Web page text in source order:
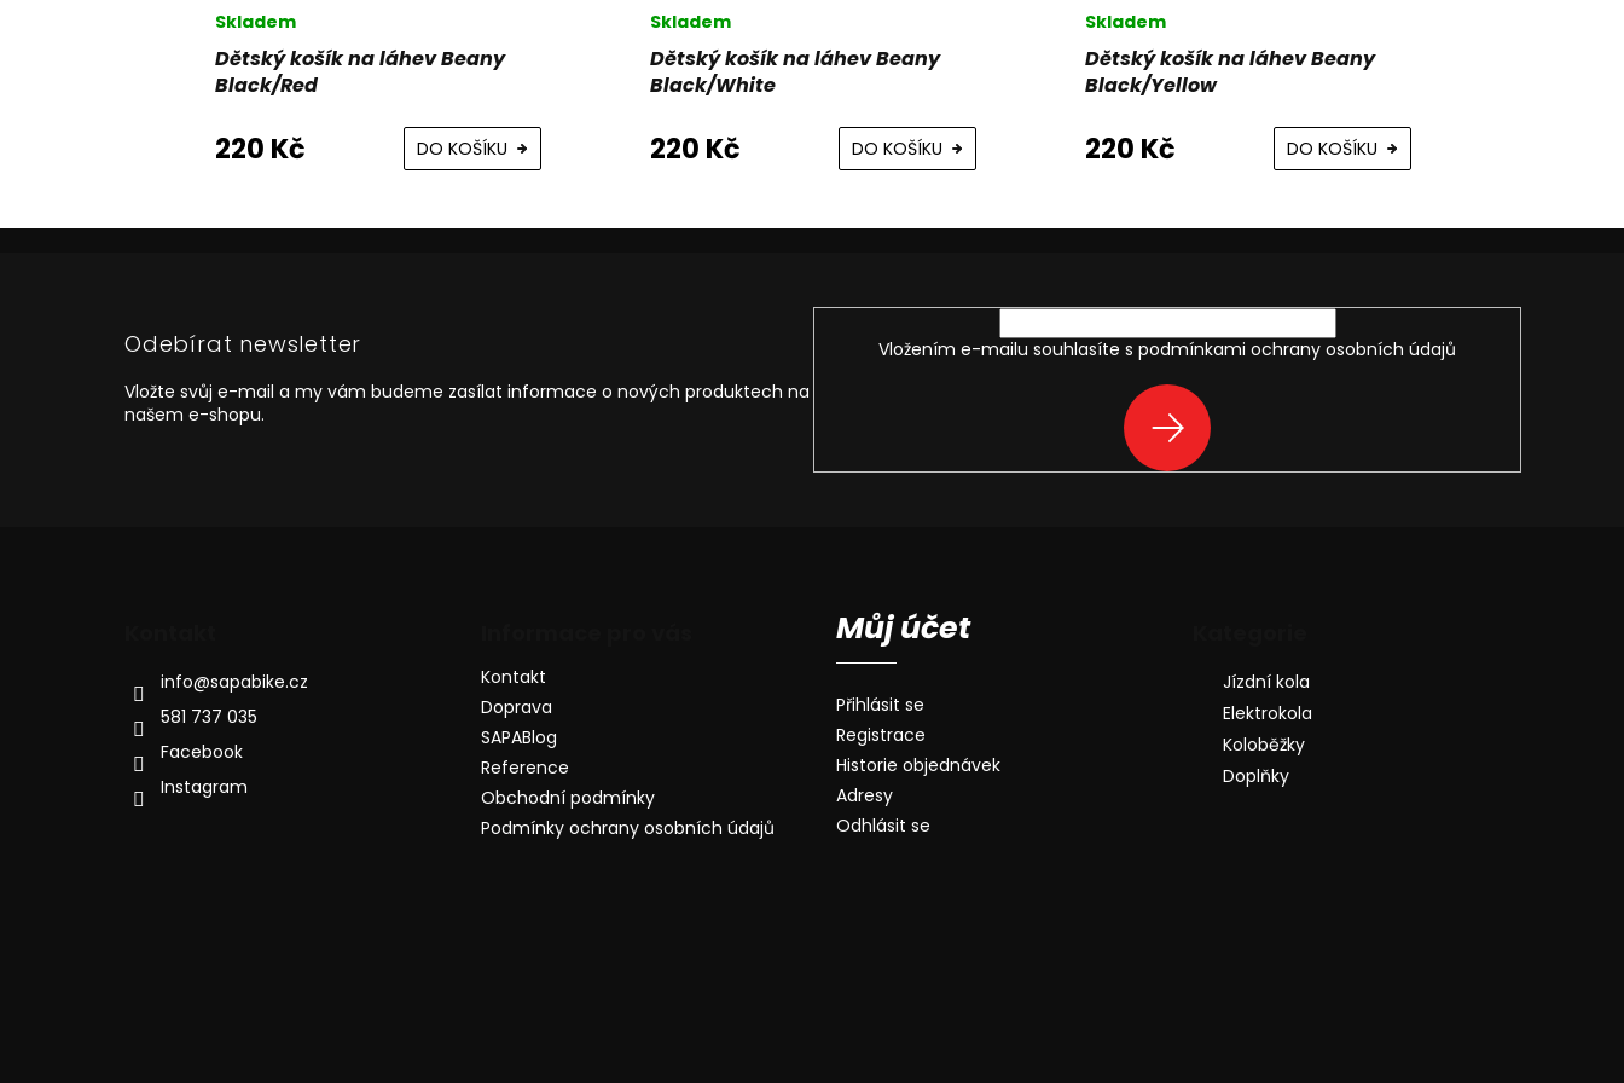
Dětský košík na láhev Beany
Black/Red
Skladem
220 Kč DO KOŠÍKU
Dětský košík na láhev Beany
Black/White
Skladem
220 Kč DO KOŠÍKU
Dětský košík na láhev Beany
Black/Yellow
Skladem
220 Kč DO KOŠÍKU
Z
Odebírat newsletter
Vložte svůj e-mail a my vám budeme zasílat informace o nových produktech na
našem e-shopu.
Vložením e-mailu souhlasíte s podmínkami ochrany osobních údajů
PŘIHLÁSIT
SE
info@sapabike.cz
581 737 035
Facebook
Instagram
Kontakt
Doprava
SAPABlog
Reference
Obchodní podmínky
Podmínky ochrany osobních údajů
Můj účet
Přihlásit se
Registrace
Historie objednávek
Adresy
Odhlásit se
Jízdní kola
Elektrokola
Koloběžky
Doplňky